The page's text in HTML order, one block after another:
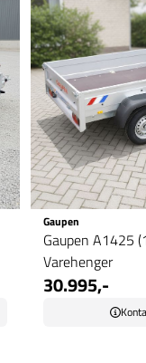
Gaupen
Gaupen A1425
Varehenger
30.995,-